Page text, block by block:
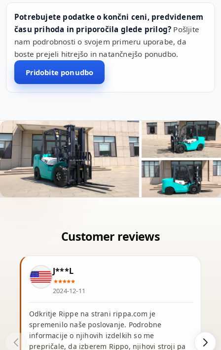
Potrebujete podatke o končni ceni, predvidenem
času prihoda in priporočila glede prilog? Pošljite
nam podrobnosti o svojem primeru uporabe, da
boste prejeli hitrejšo in natančnejšo ponudbo.
Pridobite ponudbo
J***L
2024-12-11
Odkritje Rippe na strani rippa.com je
spremenilo naše poslovanje. Podrobne
informacije o njihovih izdelkih so me
prepričale, da izberem Rippo, njihovi stroji pa